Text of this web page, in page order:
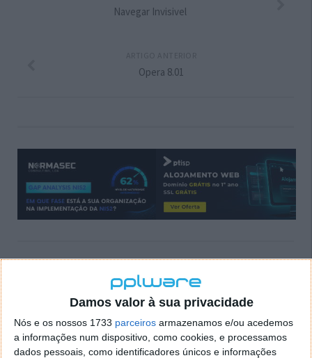
Damos valor à sua privacidade
Nós e os nossos 1733 parceiros armazenamos e/ou acedemos
a informações num dispositivo, como cookies, e processamos
dados pessoais, como identificadores únicos e informações
Navegar Invisivel
Opera 8.01
DEIXE UM COMENTÁRIO
Comentário